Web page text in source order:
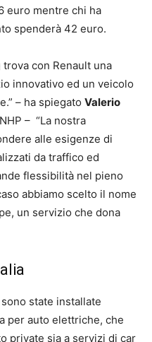
euro mentre chi ha
spenderà 42 euro.
con Renault una
innovativo ed un veicolo
– ha spiegato Valerio
– “La nostra
alle esigenze di
da traffico ed
flessibilità nel pieno
abbiamo scelto il nome
un servizio che dona
sono state installate
per auto elettriche, che
private sia a servizi di car